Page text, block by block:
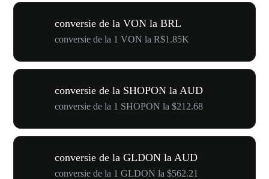
conversie de la VON la BRL
conversie de la 1 VON la R$1.85K
conversie de la SHOPON la AUD
conversie de la 1 SHOPON la $212.68
conversie de la GLDON la AUD
conversie de la 1 GLDON la $562.21